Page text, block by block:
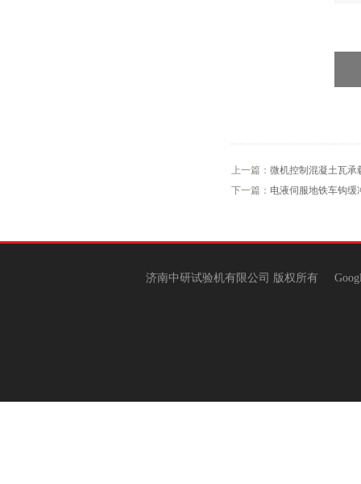
上一篇： 微机控制混凝土瓦承
下一篇： 电液伺服地铁车钩缓
济南中研试验机有限公司 版权所有